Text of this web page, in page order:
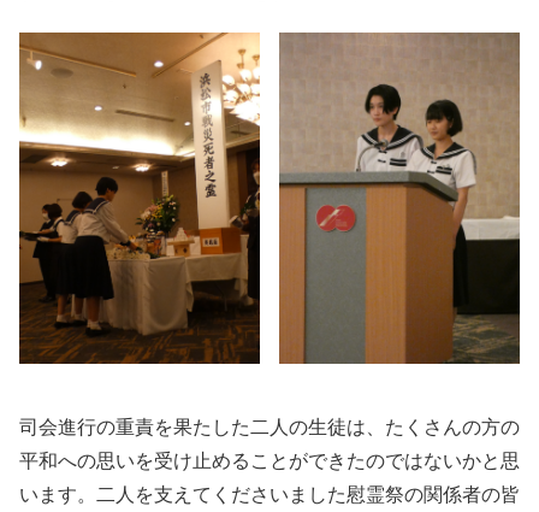
司会進行の重責を果たした二人の生徒は、たくさんの方の
平和への思いを受け止めることができたのではないかと思
います。二人を支えてくださいました慰霊祭の関係者の皆